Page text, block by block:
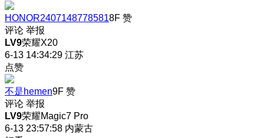
HONOR24071487785818F 赞
评论 举报
LV9荣耀X20
6-13 14:34:29 江苏
点赞
不是hemen9F 赞
评论 举报
LV9荣耀Magic7 Pro
6-13 23:57:58 内蒙古